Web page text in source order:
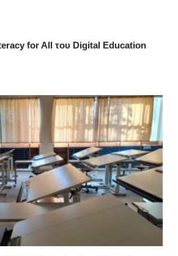
for All του Digital Education